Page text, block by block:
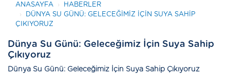
ANASAYFA
HABERLER
DÜNYA SU GÜNÜ: GELECEĞIMIZ İÇIN SUYA SAHIP
ÇIKIYORUZ
Dünya Su Günü: Geleceğimiz İçin Suya Sahip
Çıkıyoruz
Dünya Su Günü: Geleceğimiz İçin Suya Sahip Çıkıyoruz